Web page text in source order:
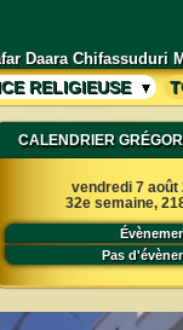
Edition 2026 -
RELIGIEUSE
CALENDRIER
vendredi 7 août
32e semaine,
Pas